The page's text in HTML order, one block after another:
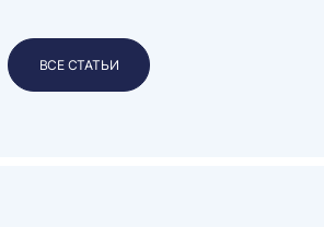
ВСЕ СТАТЬИ